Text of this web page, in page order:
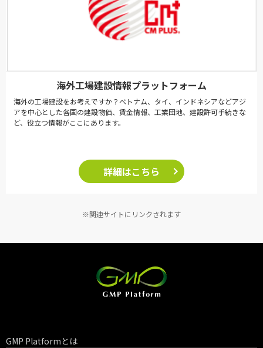
海外工場建設情報プラットフォーム
海外の工場建設をお考えですか？ベトナム、タイ、インドネシアなどアジ
アを中心とした各国の建設物価、賃金情報、工業団地、建設許可手続きな
ど、役立つ情報がここにあります。
詳細はこちら
※関連サイトにリンクされます
GMP Platformとは